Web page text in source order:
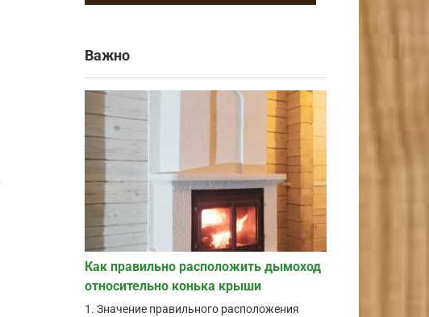
Важно
Как правильно расположить дымоход
относительно конька крыши
1. Значение правильного расположения